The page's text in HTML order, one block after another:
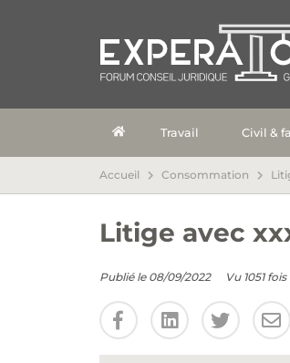
Travail Civil &
Accueil Consommation
Litige avec
Publié le 08/09/2022 Vu 1051 fois